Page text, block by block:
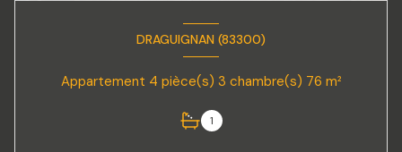
DRAGUIGNAN (83300)
Appartement 4 pièce(s) 3 chambre(s) 76 m²
1